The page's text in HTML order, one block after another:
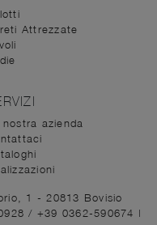
Attrezzate
nostra azienda
1 - 20813 Bovisio
/ +39 0362-590674 |